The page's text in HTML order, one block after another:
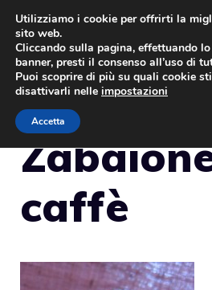
Vai
contenuto
caffè
Utilizziamo i cookie per offrirti la
sito web.
Cliccando sulla pagina, effettuando
banner, presti il consenso all’uso di
Puoi scoprire di più su quali cookie
disattivarli nelle impostazioni
Accetta